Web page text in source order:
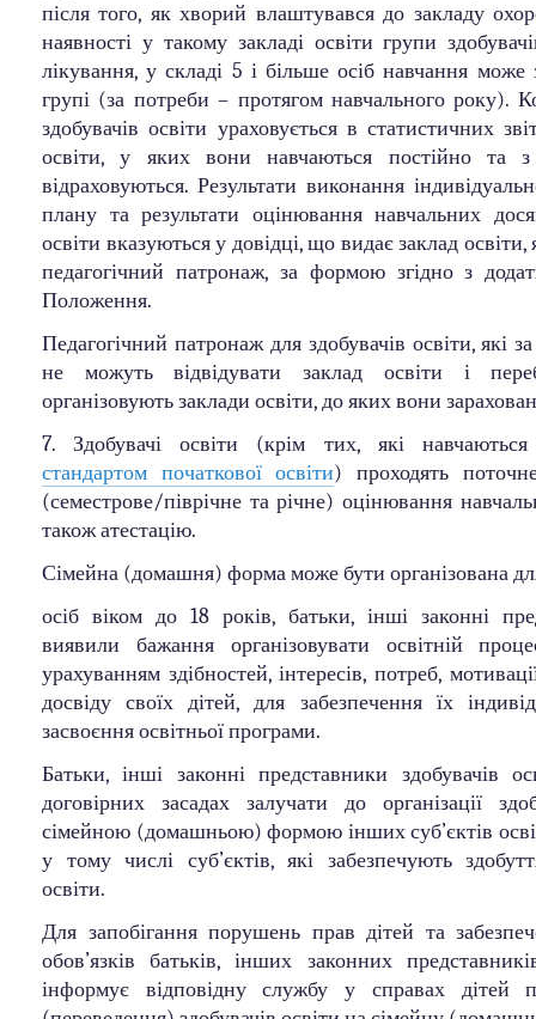
після того, як хворий влаштувався до закладу
наявності у такому закладі освіти групи
лікування, у складі 5 і більше осіб навчання може
групі (за потреби – протягом навчального року).
здобувачів освіти ураховується в статистичних
освіти, у яких вони навчаються постійно та
відраховуються. Результати виконання
плану та результати оцінювання навчальних
освіти вказуються у довідці, що видає заклад освіти,
педагогічний патронаж, за формою згідно з
Положення.
Педагогічний патронаж для здобувачів освіти, які
не можуть відвідувати заклад освіти і
організовують заклади освіти, до яких вони
7. Здобувачі освіти (крім тих, які
стандартом початкової освіти) проходять
(семестрове/піврічне та річне) оцінювання
також атестацію.
Сімейна (домашня) форма може бути організована
осіб віком до 18 років, батьки, інші законні
виявили бажання організовувати освітній
урахуванням здібностей, інтересів, потреб,
досвіду своїх дітей, для забезпечення їх
засвоєння освітньої програми.
Батьки, інші законні представники здобувачів
договірних засадах залучати до організації
сімейною (домашньою) формою інших суб’єктів
у тому числі суб’єктів, які забезпечують
освіти.
Для запобігання порушень прав дітей та
обов’язків батьків, інших законних
інформує відповідну службу у справах дітей